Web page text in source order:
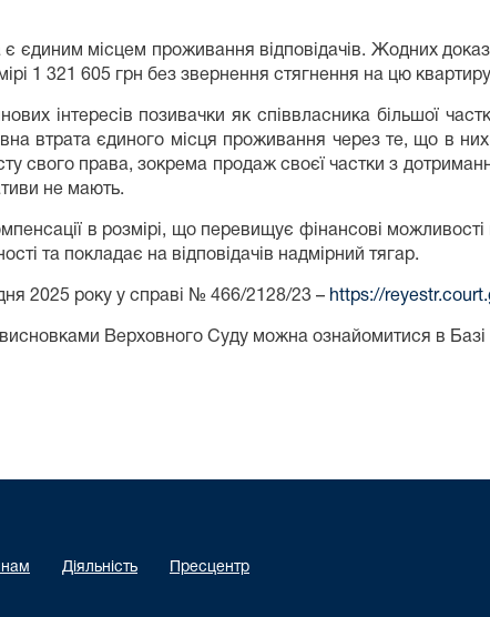
є єдиним місцем проживання відповідачів. Жодних
1 321 605 грн без звернення стягнення на цю
інтересів позивачки як співвласника більшої
втрата єдиного місця проживання через те, що в
свого права, зокрема продаж своєї частки з
не мають.
в розмірі, що перевищує фінансові
та покладає на відповідачів надмірний тягар.
2025 року у справі № 466/2128/23 – https://
Верховного Суду можна ознайомитися в
Діяльність Пресцентр